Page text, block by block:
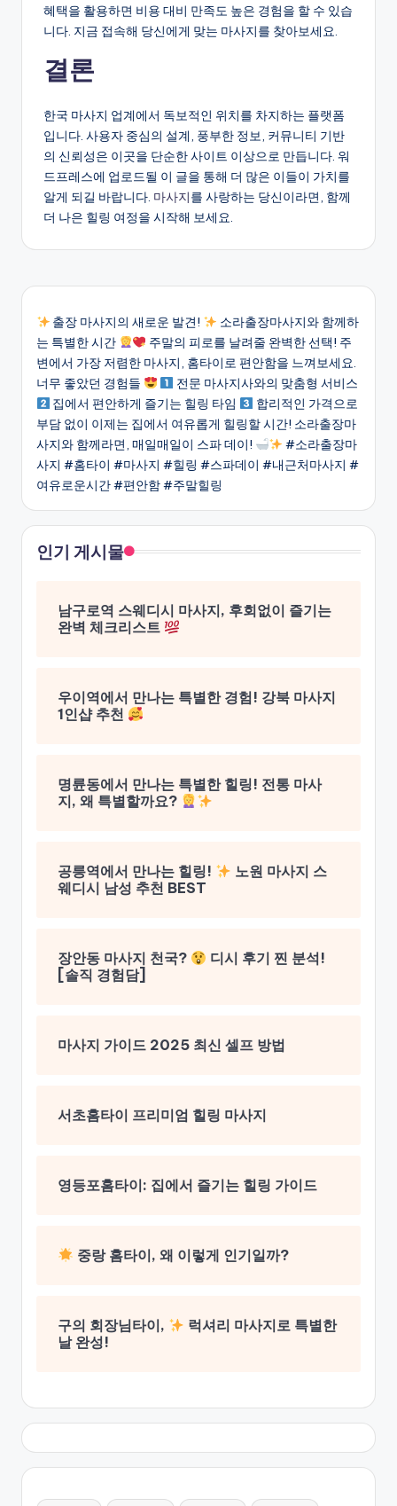
혜택을 활용하면 비용 대비 만족도 높은 경험을 할 수 있습
니다. 지금 접속해 당신에게 맞는 마사지를 찾아보세요.
결론
한국 마사지 업계에서 독보적인 위치를 차지하는 플랫폼
입니다. 사용자 중심의 설계, 풍부한 정보, 커뮤니티 기반
의 신뢰성은 이곳을 단순한 사이트 이상으로 만듭니다. 워
드프레스에 업로드될 이 글을 통해 더 많은 이들이 가치를
알게 되길 바랍니다. 마사지를 사랑하는 당신이라면, 함께
더 나은 힐링 여정을 시작해 보세요.
출장 마사지의 새로운 발견!
소라출장마사지와 함께하
는 특별한 시간
주말의 피로를 날려줄 완벽한 선택! 주
변에서 가장 저렴한 마사지, 홈타이로 편안함을 느껴보세요.
너무 좋았던 경험들
전문 마사지사와의 맞춤형 서비스
집에서 편안하게 즐기는 힐링 타임
합리적인 가격으로
부담 없이 이제는 집에서 여유롭게 힐링할 시간! 소라출장마
사지와 함께라면, 매일매일이 스파 데이!
#소라출장마
사지 #홈타이 #마사지 #힐링 #스파데이 #내근처마사지 #
여유로운시간 #편안함 #주말힐링
인기 게시물
남구로역 스웨디시 마사지, 후회없이 즐기는
완벽 체크리스트
우이역에서 만나는 특별한 경험! 강북 마사지
1인샵 추천
명륜동에서 만나는 특별한 힐링! 전통 마사
지, 왜 특별할까요?
공릉역에서 만나는 힐링!
노원 마사지 스
웨디시 남성 추천 BEST
장안동 마사지 천국?
디시 후기 찐 분석!
[솔직 경험담]
마사지 가이드 2025 최신 셀프 방법
서초홈타이 프리미엄 힐링 마사지
영등포홈타이: 집에서 즐기는 힐링 가이드
중랑 홈타이, 왜 이렇게 인기일까?
구의 회장님타이,
럭셔리 마사지로 특별한
날 완성!